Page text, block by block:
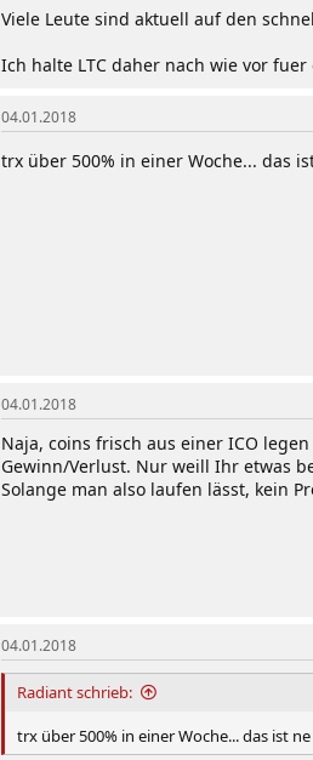
Viele Leute sind aktuell auf den
Ich halte LTC daher nach wie vor
04.01.2018
trx über 500% in einer Woche... das
04.01.2018
Naja, coins frisch aus einer ICO
Gewinn/Verlust. Nur weill Ihr etwas
Solange man also laufen lässt, kein
04.01.2018
Radiant schrieb:
trx über 500% in einer Woche... das ist